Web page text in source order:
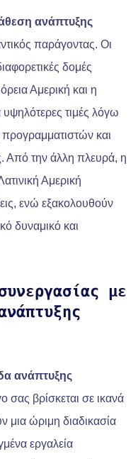
ανάπτυξης
παράγοντας. Οι
δομές
Αμερική και η
τιμές λόγω
και
την άλλη πλευρά, η
Αμερική
ενώ εξακολουθούν
δυναμικό και
με
ανάπτυξης
σας βρίσκεται σε ικανά
μια ώριμη διαδικασία
εργαλεία